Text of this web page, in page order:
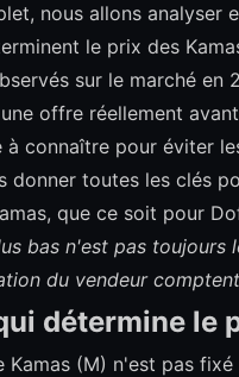
nous allons analyser
le prix des
sur le marché en
offre réellement
à connaître pour éviter
donner toutes les clés
que ce soit pour
bas n'est pas toujours
du vendeur
détermine le
Kamas (M) n'est pas